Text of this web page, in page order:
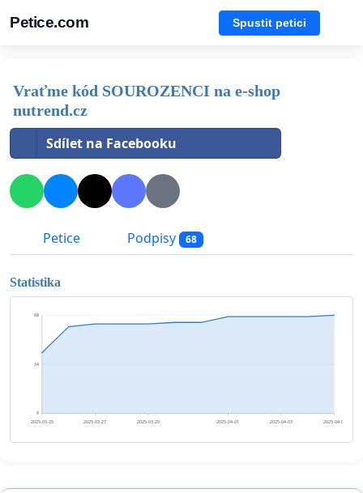
Petice.com Spustit petici
Vraťme kód SOUROZENCI na e-shop
nutrend.cz
Sdílet na Facebooku
Petice Podpisy 68
Statistika
0
34
68
2025-03-25 2025-03-27 2025-03-29 2025-04-01 2025-04-03 2025-04-05